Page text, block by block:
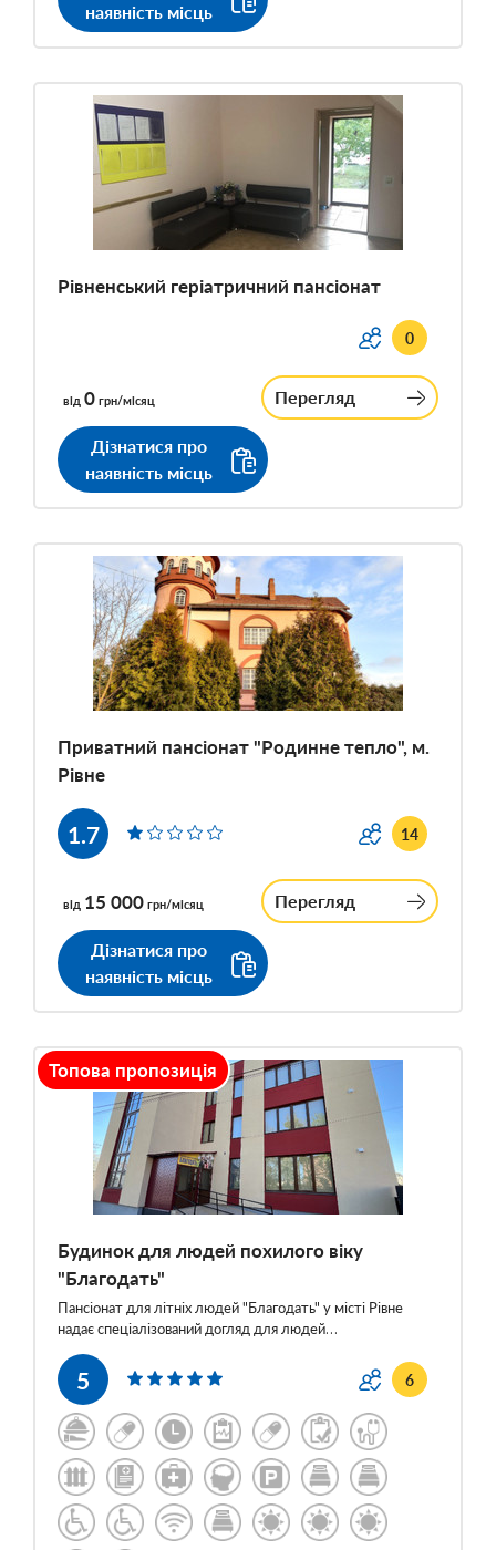
наявність місць
Рівненський геріатричний пансіонат
0
від 0 грн/місяц Перегляд
Дізнатися про
наявність місць
Приватний пансіонат "Родинне тепло", м.
Рівне
1.7 14
від 15 000 грн/місяц Перегляд
Дізнатися про
наявність місць
Топова пропозиція
Будинок для людей похилого віку
"Благодать"
Пансіонат для літніх людей "Благодать" у місті Рівне
надає спеціалізований догляд для людей…
5 6